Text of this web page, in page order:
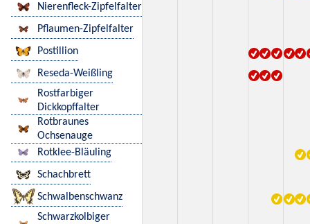
Nierenfleck-Zipfelfalter
Pflaumen-Zipfelfalter
Postillion
Reseda-Weißling
Rostfarbiger
Dickkopffalter
Rotbraunes
Ochsenauge
Rotklee-Bläuling
Schachbrett
Schwalbenschwanz
Schwarzkolbiger